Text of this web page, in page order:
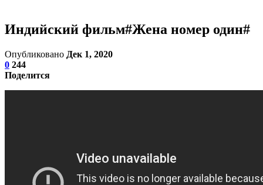
Индийский фильм#Жена номер один#
Опубликовано Дек 1, 2020
0 244
Поделится